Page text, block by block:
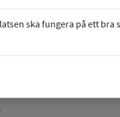
ska fungera på ett bra